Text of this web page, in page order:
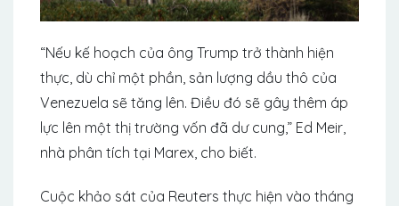
“Nếu kế hoạch của ông Trump trở thành hiện
thực, dù chỉ một phần, sản lượng dầu thô của
Venezuela sẽ tăng lên. Điều đó sẽ gây thêm áp
lực lên một thị trường vốn đã dư cung,” Ed Meir,
nhà phân tích tại Marex, cho biết.
Cuộc khảo sát của Reuters thực hiện vào tháng